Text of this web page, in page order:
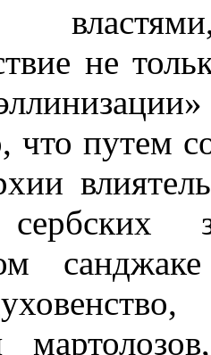
не
что путем